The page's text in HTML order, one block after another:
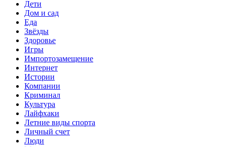
Дети
Дом и сад
Еда
Звёзды
Здоровье
Игры
Импортозамещение
Интернет
Истории
Компании
Криминал
Культура
Лайфхаки
Летние виды спорта
Личный счет
Люди